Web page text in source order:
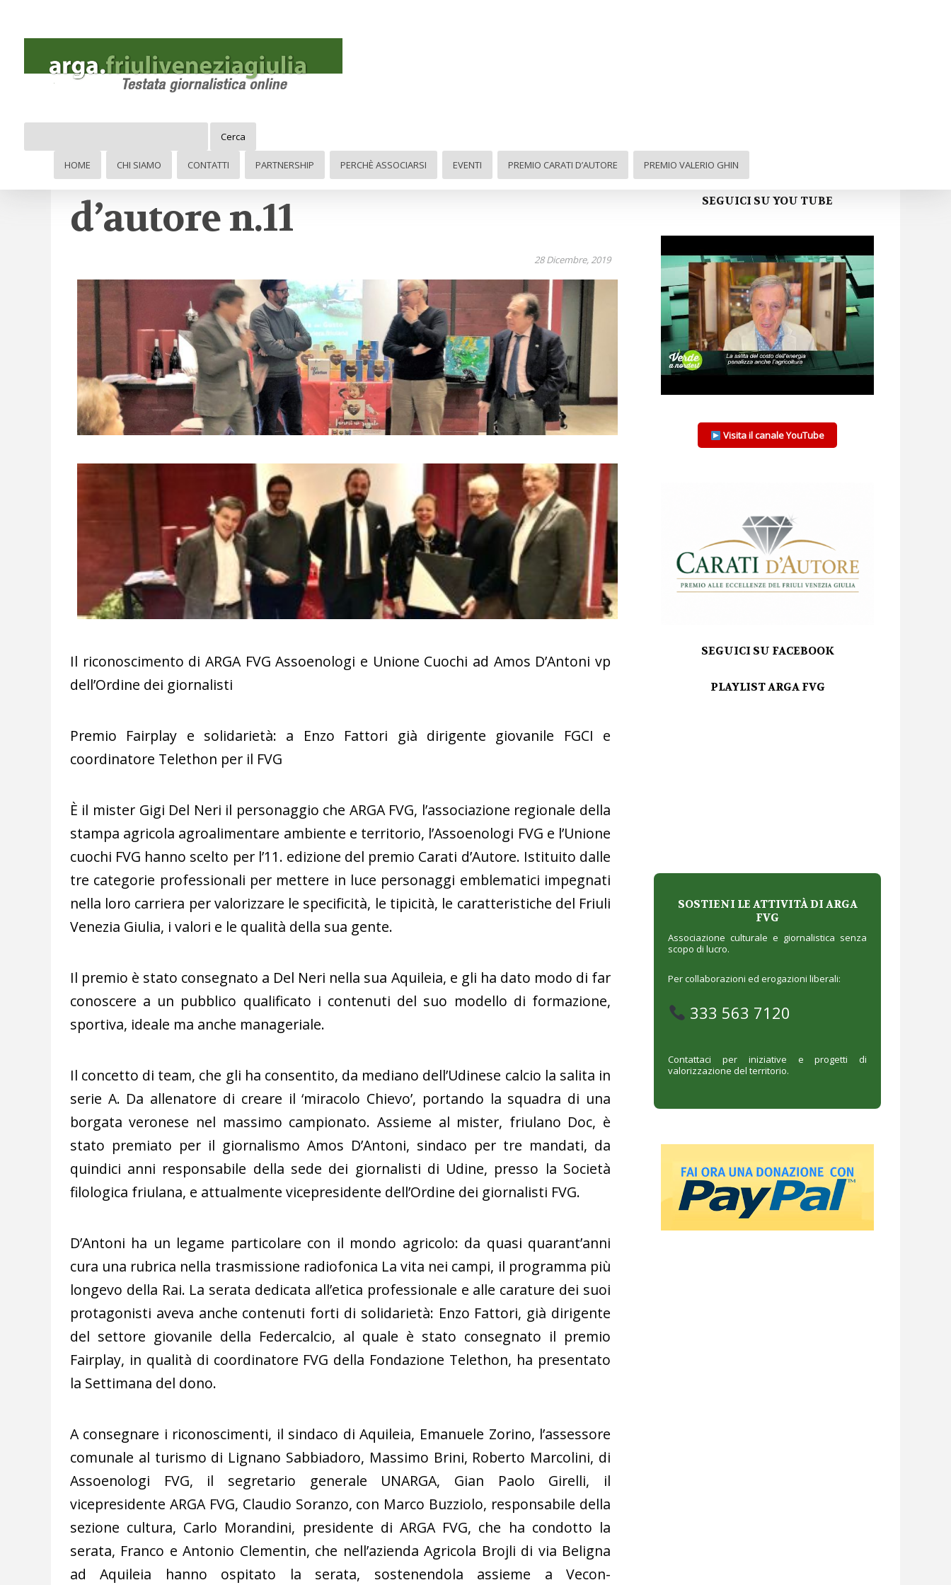
Cerca
HOME CHI SIAMO CONTATTI PARTNERSHIP PERCHÈ ASSOCIARSI EVENTI PREMIO CARATI D’AUTORE PREMIO VALERIO GHIN
Al mister Del Neri Carati
d’autore n.11
28 Dicembre, 2019
Il riconoscimento di ARGA FVG Assoenologi e Unione Cuochi ad Amos D’Antoni vp
dell’Ordine dei giornalisti
Premio Fairplay e solidarietà: a Enzo Fattori già dirigente giovanile FGCI e
coordinatore Telethon per il FVG
È il mister Gigi Del Neri il personaggio che ARGA FVG, l’associazione regionale della
stampa agricola agroalimentare ambiente e territorio, l’Assoenologi FVG e l’Unione
cuochi FVG hanno scelto per l’11. edizione del premio Carati d’Autore. Istituito dalle
tre categorie professionali per mettere in luce personaggi emblematici impegnati
nella loro carriera per valorizzare le specificità, le tipicità, le caratteristiche del Friuli
Venezia Giulia, i valori e le qualità della sua gente.
Il premio è stato consegnato a Del Neri nella sua Aquileia, e gli ha dato modo di far
conoscere a un pubblico qualificato i contenuti del suo modello di formazione,
sportiva, ideale ma anche manageriale.
Il concetto di team, che gli ha consentito, da mediano dell’Udinese calcio la salita in
serie A. Da allenatore di creare il ‘miracolo Chievo’, portando la squadra di una
borgata veronese nel massimo campionato. Assieme al mister, friulano Doc, è
stato premiato per il giornalismo Amos D’Antoni, sindaco per tre mandati, da
quindici anni responsabile della sede dei giornalisti di Udine, presso la Società
filologica friulana, e attualmente vicepresidente dell’Ordine dei giornalisti FVG.
D’Antoni ha un legame particolare con il mondo agricolo: da quasi quarant’anni
cura una rubrica nella trasmissione radiofonica La vita nei campi, il programma più
longevo della Rai. La serata dedicata all’etica professionale e alle carature dei suoi
protagonisti aveva anche contenuti forti di solidarietà: Enzo Fattori, già dirigente
del settore giovanile della Federcalcio, al quale è stato consegnato il premio
Fairplay, in qualità di coordinatore FVG della Fondazione Telethon, ha presentato
la Settimana del dono.
A consegnare i riconoscimenti, il sindaco di Aquileia, Emanuele Zorino, l’assessore
comunale al turismo di Lignano Sabbiadoro, Massimo Brini, Roberto Marcolini, di
Assoenologi FVG, il segretario generale UNARGA, Gian Paolo Girelli, il
vicepresidente ARGA FVG, Claudio Soranzo, con Marco Buzziolo, responsabile della
sezione cultura, Carlo Morandini, presidente di ARGA FVG, che ha condotto la
serata, Franco e Antonio Clementin, che nell’azienda Agricola Brojli di via Beligna
ad Aquileia hanno ospitato la serata, sostenendola assieme a Vecon-
Facebook
SEGUICI SU YOU TUBE
Visita il canale YouTube
SEGUICI SU FACEBOOK
PLAYLIST ARGA FVG
SOSTIENI LE ATTIVITÀ DI ARGA
FVG
Associazione culturale e giornalistica senza
scopo di lucro.
Per collaborazioni ed erogazioni liberali:
333 563 7120
Contattaci per iniziative e progetti di
valorizzazione del territorio.